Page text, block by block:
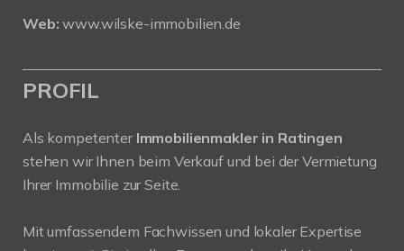
Web: www.wilske-immobilien.de
PROFIL
Als kompetenter Immobilienmakler in Ratingen
stehen wir Ihnen beim Verkauf und bei der Vermietung
Ihrer Immobilie zur Seite.
Mit umfassendem Fachwissen und lokaler Expertise